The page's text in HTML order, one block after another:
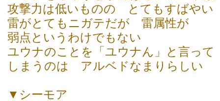
攻撃力は低いものの とてもすばやい
雷がとてもニガテだが 雷属性が
弱点というわけでもない
ユウナのことを「ユウナん」と言って
しまうのは アルベドなまりらしい
▼シーモア